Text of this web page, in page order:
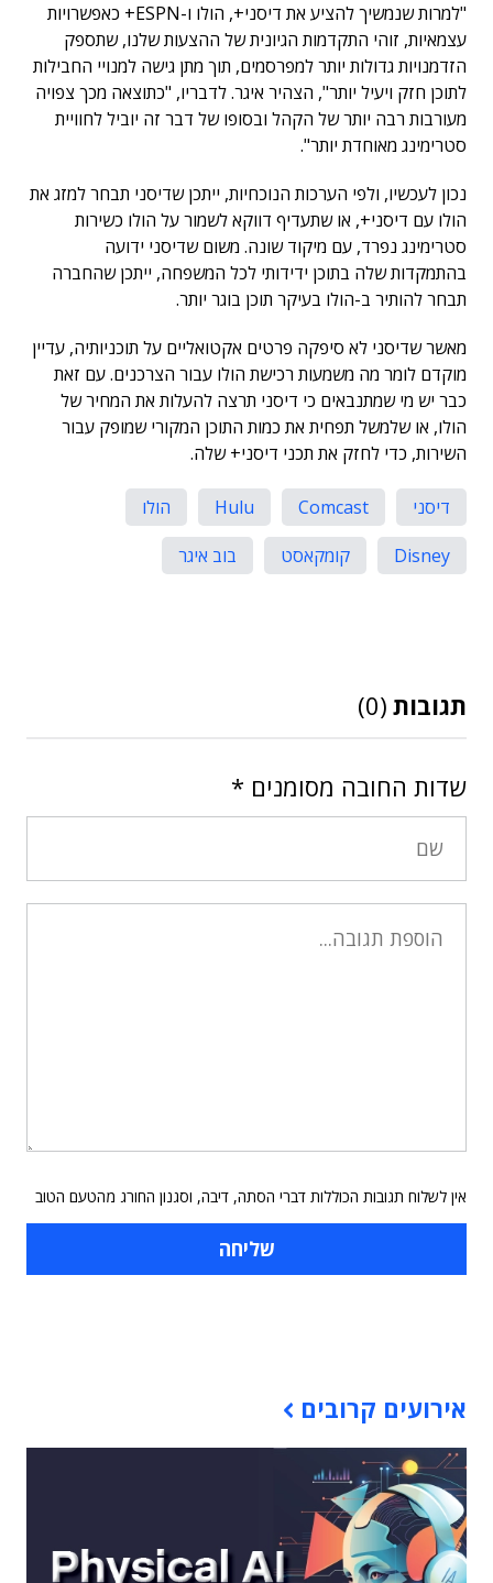
"למרות שנמשיך להציע את דיסני+, הולו ו-ESPN+ כאפשרויות
עצמאיות, זוהי התקדמות הגיונית של ההצעות שלנו, שתספק
הזדמנויות גדולות יותר למפרסמים, תוך מתן גישה למנויי החבילות
לתוכן חזק ויעיל יותר", הצהיר איגר. לדבריו, "כתוצאה מכך צפויה
מעורבות רבה יותר של הקהל ובסופו של דבר זה יוביל לחוויית
סטרימינג מאוחדת יותר".
נכון לעכשיו, ולפי הערכות הנוכחיות, ייתכן שדיסני תבחר למזג את
הולו עם דיסני+, או שתעדיף דווקא לשמור על הולו כשירות
סטרימינג נפרד, עם מיקוד שונה. משום שדיסני ידועה
בהתמקדות שלה בתוכן ידידותי לכל המשפחה, ייתכן שהחברה
תבחר להותיר ב-הולו בעיקר תוכן בוגר יותר.
מאשר שדיסני לא סיפקה פרטים אקטואליים על תוכניותיה, עדיין
מוקדם לומר מה משמעות רכישת הולו עבור הצרכנים. עם זאת
כבר יש מי שמתנבאים כי דיסני תרצה להעלות את המחיר של
הולו, או שלמשל תפחית את כמות התוכן המקורי שמופק עבור
השירות, כדי לחזק את תכני דיסני+ שלה.
דיסני Comcast
Hulu
הולו
Disney
קומקאסט בוב איגר
תגובות (0)
שדות החובה מסומנים *
אין לשלוח תגובות הכוללות דברי הסתה, דיבה, וסגנון החורג מהטעם הטוב
אירועים קרובים